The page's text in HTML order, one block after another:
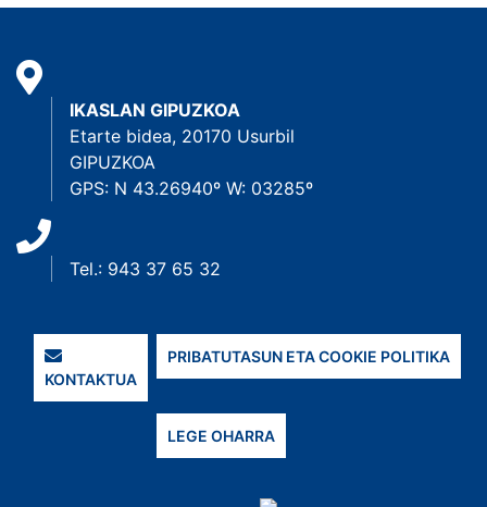
IKASLAN GIPUZKOA
Etarte bidea, 20170 Usurbil
GIPUZKOA
GPS: N 43.26940º W: 03285º
Tel.: 943 37 65 32
KONTAKTUA
PRIBATUTASUN ETA COOKIE POLITIKA
LEGE OHARRA